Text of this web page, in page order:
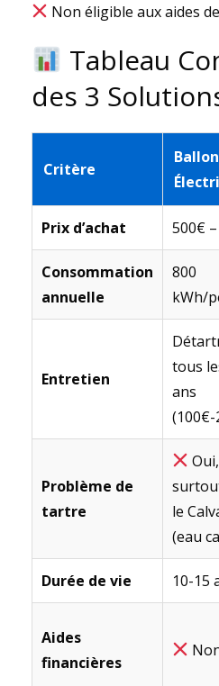
Non éligible aux aides
Tableau
des 3
Critère
Ballon
Prix d’achat 500€
Consommation
annuelle
800
kWh/
Entretien
tous
ans
(100€-
Problème de
tartre
Oui,
le
(eau
Durée de vie 10-15
Aides
financières